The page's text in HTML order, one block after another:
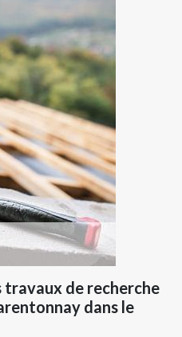
travaux de recherche
dans le